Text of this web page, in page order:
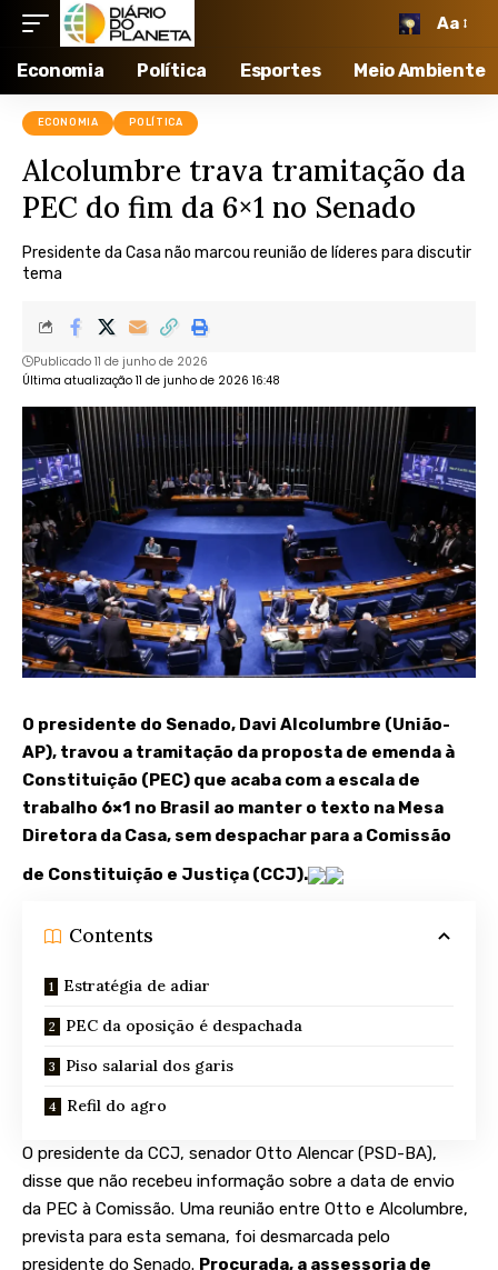
Aa
Economia Política Esportes Meio Ambiente
ECONOMIA POLÍTICA
Alcolumbre trava tramitação da
PEC do fim da 6×1 no Senado
Presidente da Casa não marcou reunião de líderes para discutir
tema
Última atualização 11 de junho de 2026 16:48
Publicado 11 de junho de 2026
O presidente do Senado, Davi Alcolumbre (União-
AP), travou a tramitação da proposta de emenda à
Constituição (PEC) que acaba com a escala de
trabalho 6×1 no Brasil ao manter o texto na Mesa
Diretora da Casa, sem despachar para a Comissão
de Constituição e Justiça (CCJ).
Contents
Estratégia de adiar
PEC da oposição é despachada
Piso salarial dos garis
Refil do agro
O presidente da CCJ, senador Otto Alencar (PSD-BA),
disse que não recebeu informação sobre a data de envio
da PEC à Comissão. Uma reunião entre Otto e Alcolumbre,
prevista para esta semana, foi desmarcada pelo
presidente do Senado. Procurada, a assessoria de